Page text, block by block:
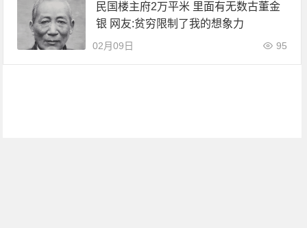
民国楼主府2万平米 里面有无数古董金
银 网友:贫穷限制了我的想象力
02月09日 95